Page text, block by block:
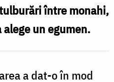
între monahi,
un egumen.
a dat-o în mod